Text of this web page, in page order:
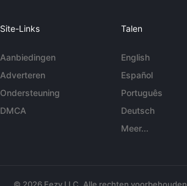
Site-Links
Aanbiedingen
Adverteren
Ondersteuning
DMCA
Talen
English
Español
Português
Deutsch
Meer...
© 2026 Eezy LLC. Alle rechten voorbehouden